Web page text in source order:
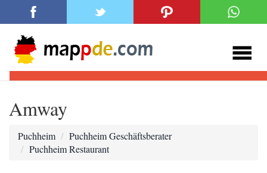
Amway
Puchheim
Puchheim Geschäftsberater
Puchheim Restaurant